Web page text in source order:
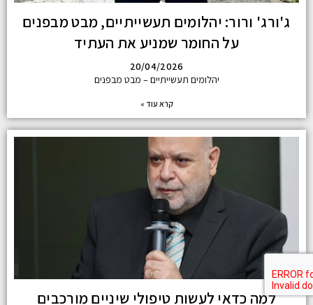
ג'ורג' ורור: יהלומים תעשייתיים, מבט מבפנים
על החומר שמניע את העתיד
20/04/2026
יהלומים תעשייתיים – מבט מבפנים
קרא עוד »
למה כדאי לעשות טיפולי שיניים מורכבים